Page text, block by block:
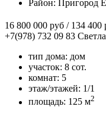
Район: Пригород
16 800 000 руб / 134 400
+7(978) 732 09 83
тип дома: дом
участок: 8 сот.
комнат: 5
этаж/этажей: 1/1
площадь: 125 м2